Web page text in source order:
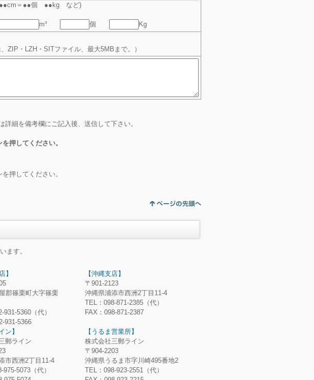
＝●●個 ●●kg など)
m³ 個 Kg
ZIP・LZH・SITファイル、最大5MBまで。）
細を備考欄にご記入後、送信して下さい。
押してください。
押してください。
ます。
】
郡篠栗町大字篠栗
931-5360（代）
931-5366
【沖縄支店】
〒901-2123
沖縄県浦添市西洲2丁目11-4
TEL：098-871-2385（代）
FAX：098-871-2387
【うるま営業所】
株式会社三郵ライン
〒904-2203
沖縄県うるま市字川崎495番地2
TEL：098-923-2551（代）
ン】
郵ライン
市西洲2丁目11-4
975-5073（代）